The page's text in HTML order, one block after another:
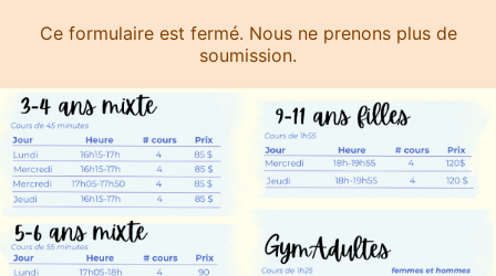
Ce formulaire est fermé. Nous ne prenons plus de
soumission.